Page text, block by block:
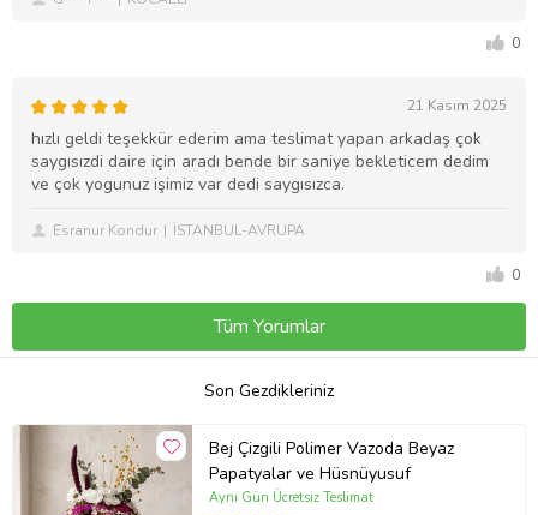
0
21 Kasım 2025
hızlı geldi teşekkür ederim ama teslimat yapan arkadaş çok
saygısızdi daire için aradı bende bir saniye bekleticem dedim
ve çok yogunuz işimiz var dedi saygısızca.
Esranur Kondur İSTANBUL-AVRUPA
0
Tüm Yorumlar
Son Gezdikleriniz
Bej Çizgili Polimer Vazoda Beyaz
Papatyalar ve Hüsnüyusuf
Aynı Gün Ücretsiz Teslimat